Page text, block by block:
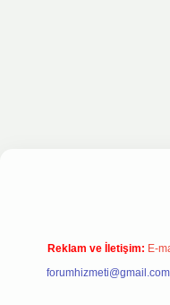
Reklam ve İletişim: E-
forumhizmeti@gmail.com